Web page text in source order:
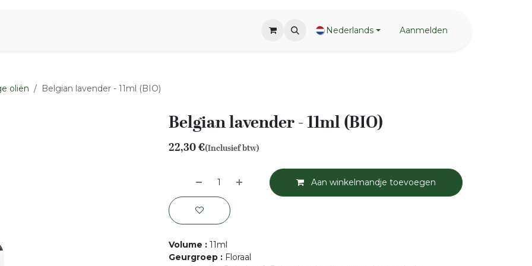
Nederlands Aanmelden
oliën Belgian lavender - 11ml (BIO)
Belgian lavender - 11ml (BIO)
22,30€(Inclusief btw)
Aan winkelmandje toevoegen
Volume : 11ml
Geurgroep : Floraal